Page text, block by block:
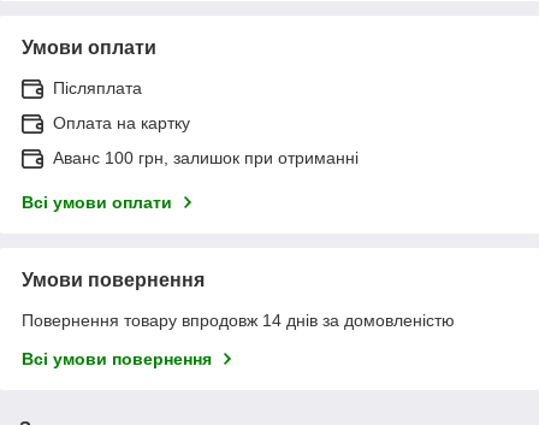
Умови оплати
Післяплата
Оплата на картку
Аванс 100 грн, залишок при отриманні
Всі умови оплати
Умови повернення
Повернення товару впродовж 14 днів за домовленістю
Всі умови повернення